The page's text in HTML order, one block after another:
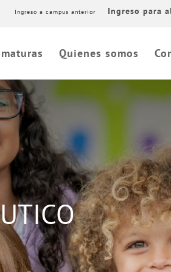
Ingreso a campus anterior Ingreso para
Quienes somos